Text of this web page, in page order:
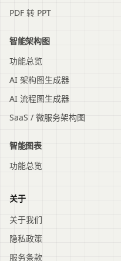
PDF 转 PPT
智能架构图
功能总览
AI 架构图生成器
AI 流程图生成器
SaaS / 微服务架构图
智能图表
功能总览
关于
关于我们
隐私政策
服务条款